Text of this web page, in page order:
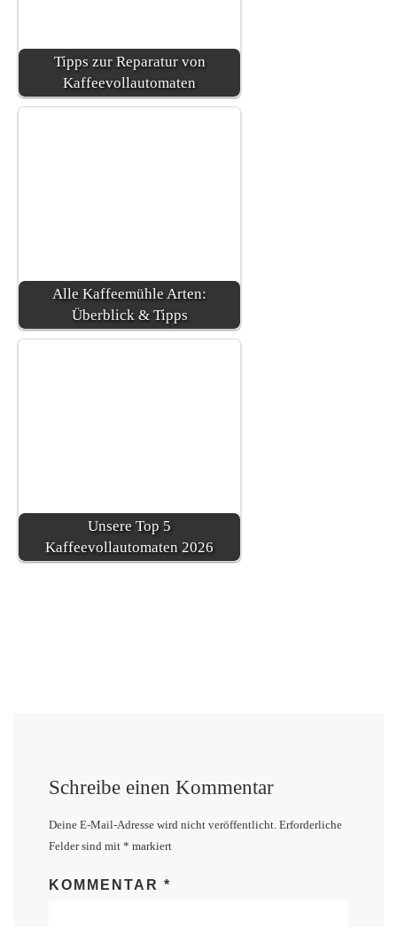
Tipps zur Reparatur von
Kaffeevollautomaten
Alle Kaffeemühle Arten:
Überblick & Tipps
Unsere Top 5
Kaffeevollautomaten 2026
Schreibe einen Kommentar
Deine E-Mail-Adresse wird nicht veröffentlicht. Erforderliche
Felder sind mit * markiert
KOMMENTAR *